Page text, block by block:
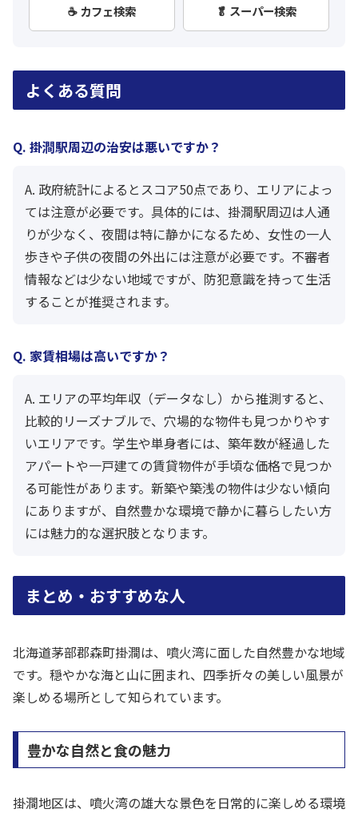
☕ カフェ検索 🥬 スーパー検索
よくある質問
Q. 掛澗駅周辺の治安は悪いですか？
A. 政府統計によるとスコア50点であり、エリアによっ
ては注意が必要です。具体的には、掛澗駅周辺は人通
りが少なく、夜間は特に静かになるため、女性の一人
歩きや子供の夜間の外出には注意が必要です。不審者
情報などは少ない地域ですが、防犯意識を持って生活
することが推奨されます。
Q. 家賃相場は高いですか？
A. エリアの平均年収（データなし）から推測すると、
比較的リーズナブルで、穴場的な物件も見つかりやす
いエリアです。学生や単身者には、築年数が経過した
アパートや一戸建ての賃貸物件が手頃な価格で見つか
る可能性があります。新築や築浅の物件は少ない傾向
にありますが、自然豊かな環境で静かに暮らしたい方
には魅力的な選択肢となります。
まとめ・おすすめな人
北海道茅部郡森町掛澗は、噴火湾に面した自然豊かな地域
です。穏やかな海と山に囲まれ、四季折々の美しい風景が
楽しめる場所として知られています。
豊かな自然と食の魅力
掛澗地区は、噴火湾の雄大な景色を日常的に楽しめる環境